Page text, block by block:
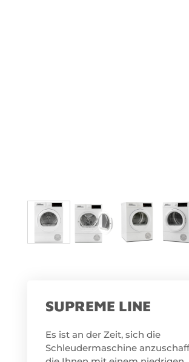
SUPREME LINE
Es ist an der Zeit, sich die
Schleudermaschine